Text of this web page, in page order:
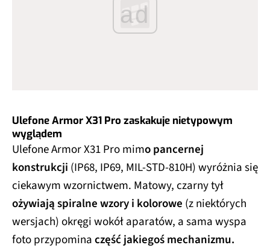
ad
Ulefone Armor X31 Pro zaskakuje nietypowym
wyglądem
Ulefone Armor X31 Pro mimo pancernej
konstrukcji (IP68, IP69, MIL-STD-810H) wyróżnia się
ciekawym wzornictwem. Matowy, czarny tył
ożywiają spiralne wzory i kolorowe (z niektórych
wersjach) okręgi wokół aparatów, a sama wyspa
foto przypominaczęść jakiegoś mechanizmu.